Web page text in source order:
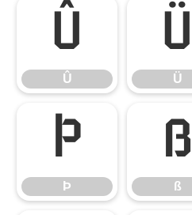
Û
Û
Ü
Ü
Þ
Þ
ß
ß